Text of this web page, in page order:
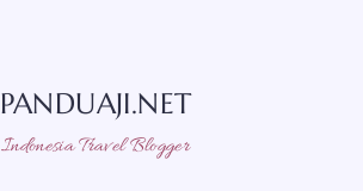
PANDUAJI.NET
Indonesia Travel Blogger